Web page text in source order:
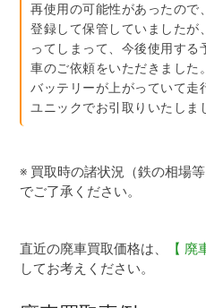
再使用の可能性があったので
登録して保管していましたが
ってしまって、今後使用す
車のご依頼をいただきました。
バッテリーが上がっていて走
ユニックでお引取りいたしま
※ 買取時の諸状況（鉄の相場
でご了承ください。
直近の廃車買取価格は、 【
してお考えください。